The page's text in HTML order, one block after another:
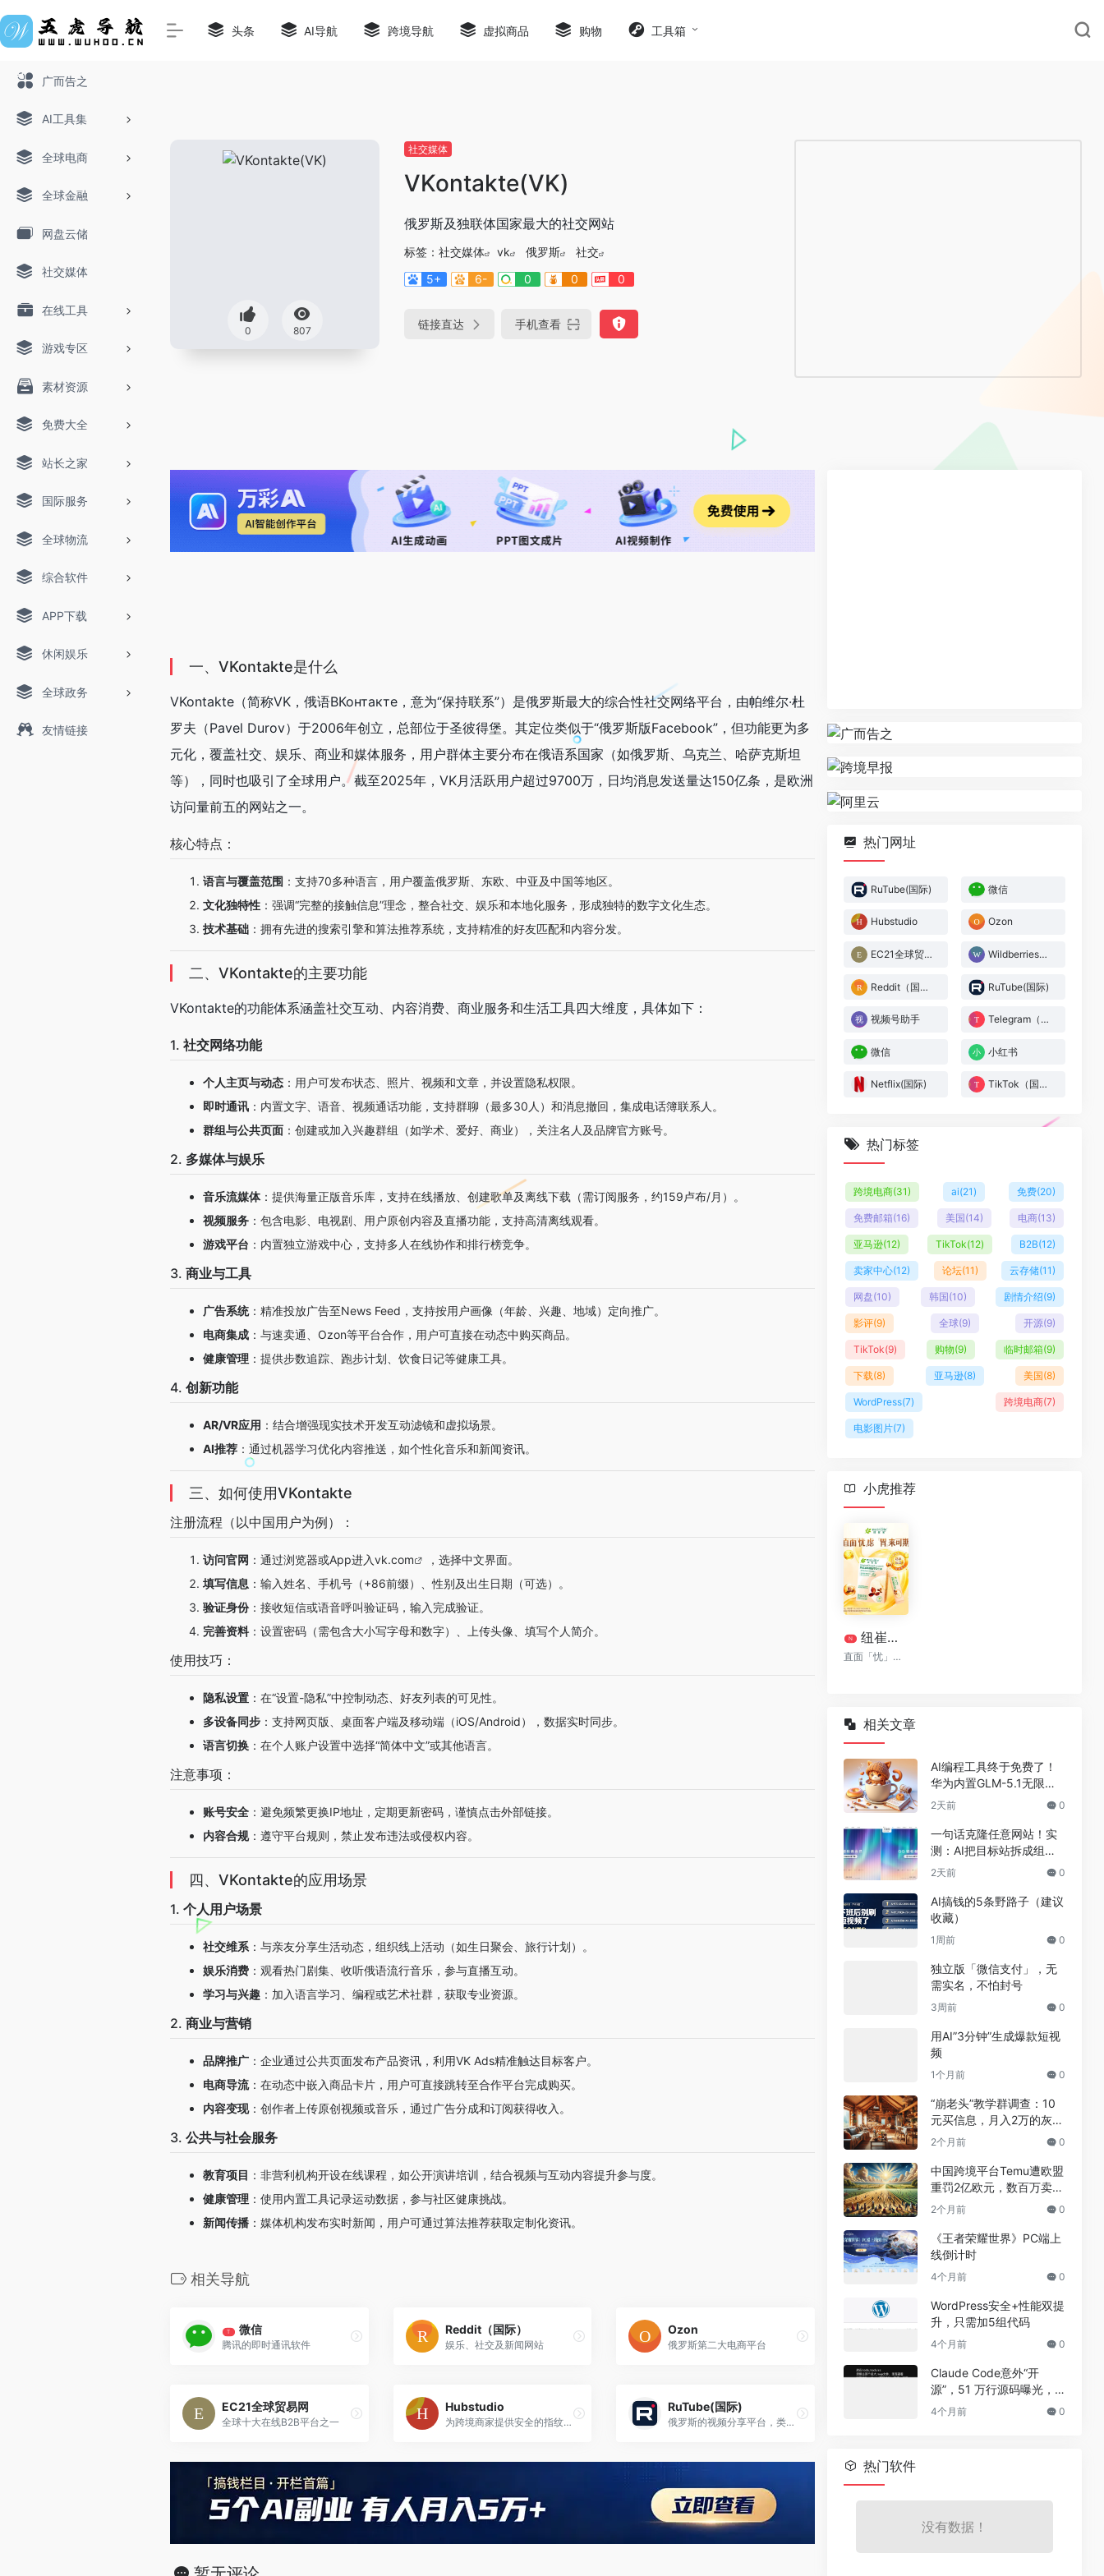
广而告之
AI工具集
全球电商
全球金融
网盘云储
社交媒体
在线工具
游戏专区
素材资源
免费大全
站长之家
国际服务
全球物流
综合软件
APP下载
休闲娱乐
全球政务
友情链接
头条 AI导航 跨境导航 虚拟商品 购物 工具箱
0 807
社交媒体
VKontakte(VK)
俄罗斯及独联体国家最大的社交网站
标签： 社交媒体 vk 俄罗斯
社交
5+
6- 0 0 0
链接直达 手机查看
一、VKontakte是什么
VKontakte（简称VK，俄语ВКонтакте，意为“保持联系”）是俄罗斯最大的综合性社交网络平台，由帕维尔·杜
罗夫（Pavel Durov）于2006年创立，总部位于圣彼得堡。其定位类似于“俄罗斯版Facebook”，但功能更为多
元化，覆盖社交、娱乐、商业和媒体服务，用户群体主要分布在俄语系国家（如俄罗斯、乌克兰、哈萨克斯坦
等），同时也吸引了全球用户。截至2025年，VK月活跃用户超过9700万，日均消息发送量达150亿条，是欧洲
访问量前五的网站之一。
核心特点：
语言与覆盖范围 ：支持70多种语言，用户覆盖俄罗斯、东欧、中亚及中国等地区。
文化独特性 ：强调“完整的接触信息”理念，整合社交、娱乐和本地化服务，形成独特的数字文化生态。
技术基础 ：拥有先进的搜索引擎和算法推荐系统，支持精准的好友匹配和内容分发。
二、VKontakte的主要功能
VKontakte的功能体系涵盖社交互动、内容消费、商业服务和生活工具四大维度，具体如下：
1. 社交网络功能
个人主页与动态 ：用户可发布状态、照片、视频和文章，并设置隐私权限。
即时通讯 ：内置文字、语音、视频通话功能，支持群聊（最多30人）和消息撤回，集成电话簿联系人。
群组与公共页面 ：创建或加入兴趣群组（如学术、爱好、商业），关注名人及品牌官方账号。
2. 多媒体与娱乐
音乐流媒体：提供海量正版音乐库，支持在线播放、创建歌单及离线下载（需订阅服务，约159卢布/月）。
视频服务 ：包含电影、电视剧、用户原创内容及直播功能，支持高清离线观看。
游戏平台 ：内置独立游戏中心，支持多人在线协作和排行榜竞争。
3. 商业与工具
广告系统：精准投放广告至News Feed，支持按用户画像（年龄、兴趣、地域）定向推广。
电商集成 ：与速卖通、Ozon等平台合作，用户可直接在动态中购买商品。
健康管理 ：提供步数追踪、跑步计划、饮食日记等健康工具。
4. 创新功能
AR/VR应用 ：结合增强现实技术开发互动滤镜和虚拟场景。
AI推荐 ：通过机器学习优化内容推送，如个性化音乐和新闻资讯。
三、如何使用VKontakte
注册流程（以中国用户为例）：
访问官网 ：通过浏览器或App进入vk.com
，选择中文界面。
填写信息 ：输入姓名、手机号（+86前缀）、性别及出生日期（可选）。
验证身份：接收短信或语音呼叫验证码，输入完成验证。
完善资料：设置密码（需包含大小写字母和数字）、上传头像、填写个人简介。
使用技巧：
隐私设置 ：在“设置-隐私”中控制动态、好友列表的可见性。
多设备同步 ：支持网页版、桌面客户端及移动端（iOS/Android），数据实时同步。
语言切换 ：在个人账户设置中选择“简体中文”或其他语言。
注意事项：
账号安全 ：避免频繁更换IP地址，定期更新密码，谨慎点击外部链接。
内容合规：遵守平台规则，禁止发布违法或侵权内容。
四、VKontakte的应用场景
1. 个人用户场景
社交维系 ：与亲友分享生活动态，组织线上活动（如生日聚会、旅行计划）。
娱乐消费 ：观看热门剧集、收听俄语流行音乐，参与直播互动。
学习与兴趣 ：加入语言学习、编程或艺术社群，获取专业资源。
2. 商业与营销
品牌推广 ：企业通过公共页面发布产品资讯，利用VK Ads精准触达目标客户。
电商导流：在动态中嵌入商品卡片，用户可直接跳转至合作平台完成购买。
内容变现：创作者上传原创视频或音乐，通过广告分成和订阅获得收入。
3. 公共与社会服务
教育项目 ：非营利机构开设在线课程，如公开演讲培训，结合视频与互动内容提升参与度。
健康管理 ：使用内置工具记录运动数据，参与社区健康挑战。
新闻传播 ：媒体机构发布实时新闻，用户可通过算法推荐获取定制化资讯。
相关导航
T 微信
腾讯的即时通讯软件
Reddit（国际）
娱乐、社交及新闻网站
Ozon
俄罗斯第二大电商平台
EC21全球贸易网
全球十大在线B2B平台之一
Hubstudio
为跨境商家提供安全的指纹浏览器，最专业的跨平台多账户管理系统
‌RuTube(国际)
俄罗斯的视频分享平台，类似于YouTube
热门网址
‌RuTube(国际) 微信
Hubstudio Ozon
EC21全球贸易网 Wildberries卖家中心
Reddit（国际） ‌RuTube(国际)
视频号助手 Telegram（国际）
微信 小红书
Netflix(国际) TikTok（国际）
热门标签
跨境电商(31) ai(21) 免费(20)
免费邮箱(16) 美国(14) 电商(13)
亚马逊(12) TikTok(12) B2B(12)
卖家中心(12) 论坛(11) 云存储(11)
网盘(10) 韩国(10) 剧情介绍(9)
影评(9) 全球(9) 开源(9)
TikTok(9) 购物(9) 临时邮箱(9)
下载(8) 亚马逊(8) 美国(8)
WordPress(7) 跨境电商(7)
电影图片(7)
小虎推荐
N 纽崔莱清幽植萃益生菌[清幽菌]
直面「忧」虑 「胃」来可期
相关文章
AI编程工具终于免费了！
华为内置GLM-5.1无限
用，npm装完就能写代码
2天前 0
一句话克隆任意网站！实
测：AI把目标站拆成组
件，差异不到5%
2天前 0
AI搞钱的5条野路子（建议
收藏）
1周前 0
独立版「微信支付」，无
需实名，不怕封号
3周前 0
用AI”3分钟”生成爆款短视
频
1个月前 0
“崩老头”教学群调查：10
元买信息，月入2万的灰色
兼职真相
2个月前 0
中国跨境平台Temu遭欧盟
重罚2亿欧元，数百万卖家
恐受牵连
2个月前 0
《王者荣耀世界》PC端上
线倒计时
4个月前 0
WordPress安全+性能双提
升，只需加5组代码
4个月前 0
Claude Code意外“开
源”，51 万行源码曝光，
但真正的秘密没有泄露
4个月前 0
热门软件
没有数据！